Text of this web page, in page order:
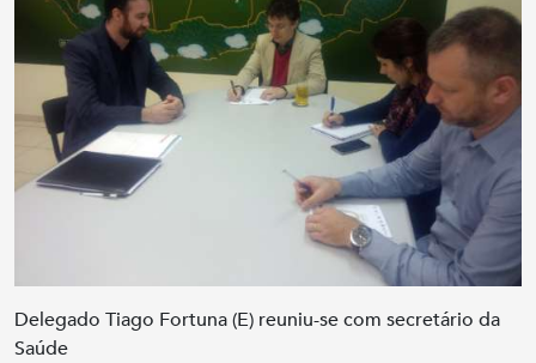
Delegado Tiago Fortuna (E) reuniu-se com secretário da
Saúde